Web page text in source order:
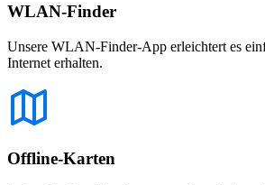
WLAN-Finder
Unsere WLAN-Finder-App erleichtert es
Internet erhalten.
Offline-Karten